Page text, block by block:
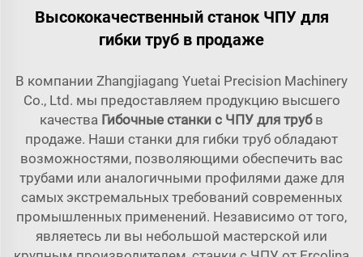
Высококачественный станок ЧПУ для
гибки труб в продаже
В компании Zhangjiagang Yuetai Precision Machinery
Co., Ltd. мы предоставляем продукцию высшего
качества Гибочные станки с ЧПУ для труб в
продаже. Наши станки для гибки труб обладают
возможностями, позволяющими обеспечить вас
трубами или аналогичными профилями даже для
самых экстремальных требований современных
промышленных применений. Независимо от того,
являетесь ли вы небольшой мастерской или